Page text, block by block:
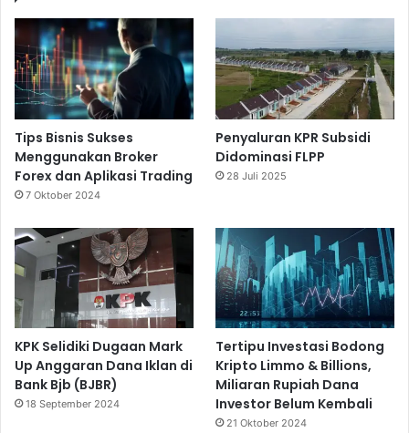
Tips Bisnis Sukses
Menggunakan Broker
Forex dan Aplikasi Trading
7 Oktober 2024
Penyaluran KPR Subsidi
Didominasi FLPP
28 Juli 2025
KPK Selidiki Dugaan Mark
Up Anggaran Dana Iklan di
Bank Bjb (BJBR)
18 September 2024
Tertipu Investasi Bodong
Kripto Limmo & Billions,
Miliaran Rupiah Dana
Investor Belum Kembali
21 Oktober 2024